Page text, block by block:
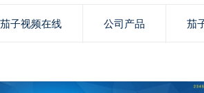
子视频在线 公司产品 茄